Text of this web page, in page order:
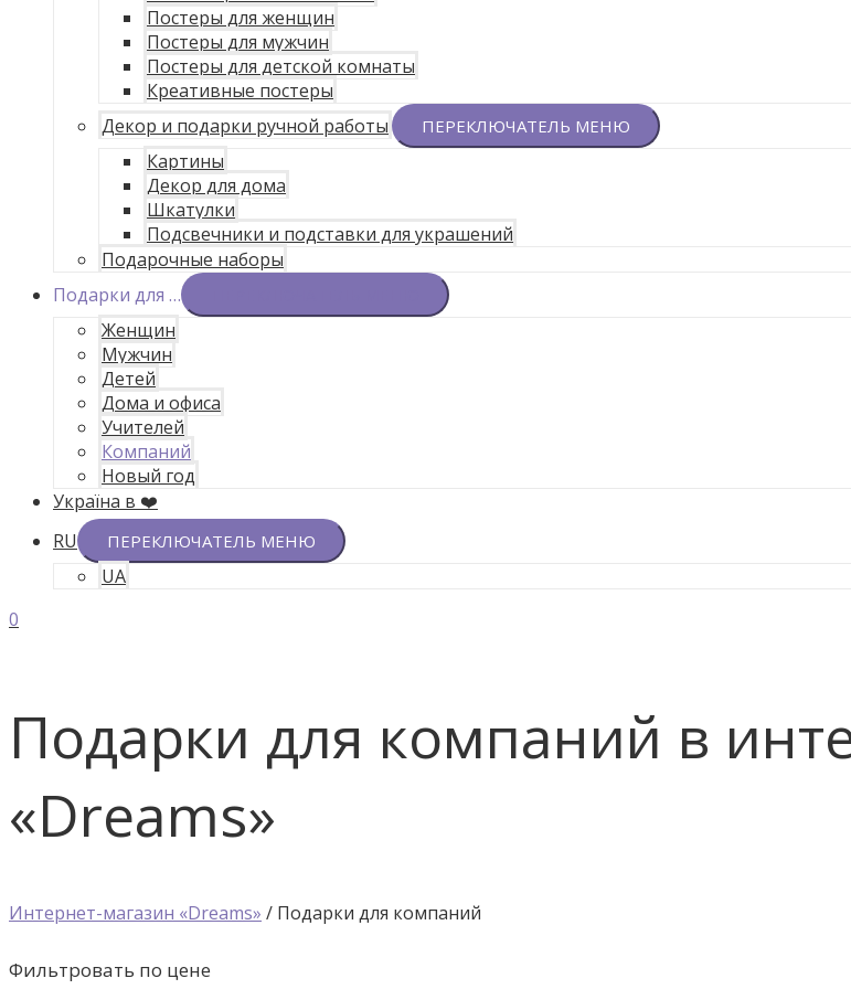
Постеры для женщин
Постеры для мужчин
Постеры для детской комнаты
Креативные постеры
Декор и подарки ручной работы
ПЕРЕКЛЮЧАТЕЛЬ МЕНЮ
Картины
Декор для дома
Шкатулки
Подсвечники и подставки для украшений
Подарочные наборы
Подарки для …
Женщин
Мужчин
Детей
Дома и офиса
Учителей
Компаний
Новый год
Україна в ❤️
RU
ПЕРЕКЛЮЧАТЕЛЬ МЕНЮ
UA
0
Подарки для компаний в
«Dreams»
Интернет-магазин «Dreams» / Подарки для компаний
Фильтровать по цене